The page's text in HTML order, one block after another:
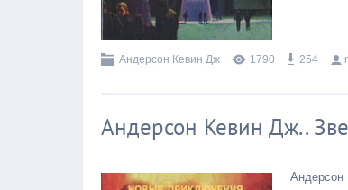
Андерсон Кевин Дж 1790 254
Андерсон Кевин Дж..